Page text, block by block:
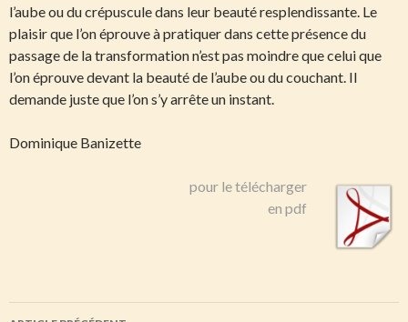
l’aube ou du crépuscule dans leur beauté resplendissante. Le
plaisir que l’on éprouve à pratiquer dans cette présence du
passage de la transformation n’est pas moindre que celui que
l’on éprouve devant la beauté de l’aube ou du couchant. Il
demande juste que l’on s’y arrête un instant.
Dominique Banizette
pour le télécharger
en pdf